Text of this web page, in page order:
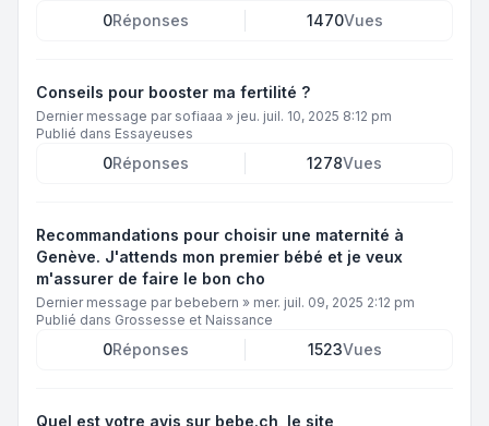
0Réponses 1470Vues
Conseils pour booster ma fertilité ?
Dernier message par sofiaaa » jeu. juil. 10, 2025 8:12 pm
Publié dans Essayeuses
0Réponses 1278Vues
Recommandations pour choisir une maternité à
Genève. J'attends mon premier bébé et je veux
m'assurer de faire le bon cho
Dernier message par bebebern » mer. juil. 09, 2025 2:12 pm
Publié dans Grossesse et Naissance
0Réponses 1523Vues
Quel est votre avis sur bebe.ch, le site